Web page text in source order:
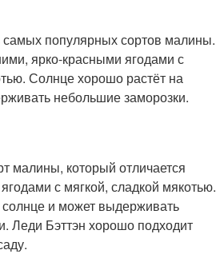
самых популярных сортов малины.
ярко-красными ягодами с
Солнце хорошо растёт на
небольшие заморозки.
малины, который отличается
с мягкой, сладкой мякотью.
и может выдерживать
Леди Бэттэн хорошо подходит